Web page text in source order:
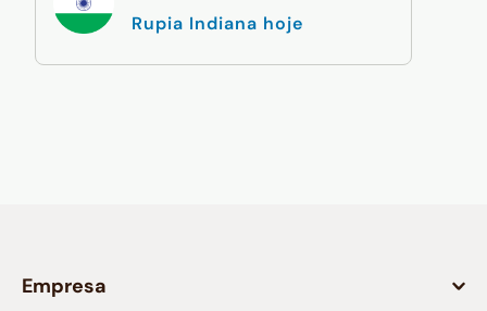
Rupia Indiana hoje
Empresa